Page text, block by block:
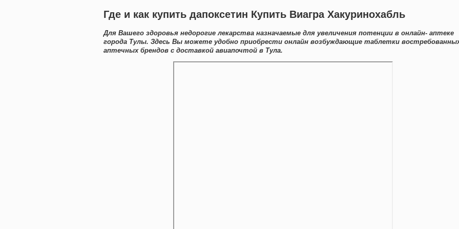
Где и как купить дапоксетин Купить Виагра Хакуринохабль
Для Вашего здоровья недорогие лекарства назначаемые для увеличения потенции в онлайн- аптеке
города Тулы. Здесь Вы можете удобно приобрести онлайн возбуждающие таблетки
аптечных брендов с доставкой авиапочтой в Тула.